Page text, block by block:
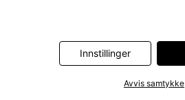
Innstillinger
Avvis samtykke